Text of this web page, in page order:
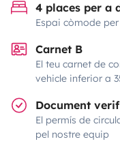
4 places per a
Espai còmode
Carnet B
El teu carnet de
vehicle inferior a
Document
El permís de
pel nostre equip